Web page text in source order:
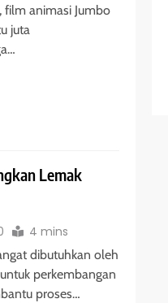
film animasi Jumbo
juta
Lemak
4 mins
dibutuhkan oleh
perkembangan
proses…